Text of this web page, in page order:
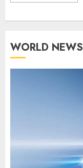
WORLD NEWS